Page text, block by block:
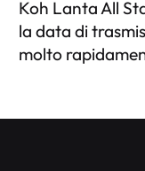
Koh Lanta All
la data di
molto